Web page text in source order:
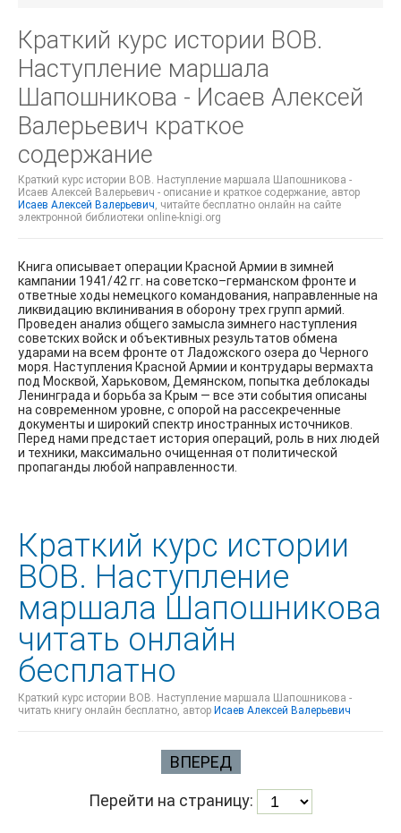
Краткий курс истории ВОВ.
Наступление маршала
Шапошникова - Исаев Алексей
Валерьевич краткое
содержание
Краткий курс истории ВОВ. Наступление маршала Шапошникова -
Исаев Алексей Валерьевич - описание и краткое содержание, автор
Исаев Алексей Валерьевич, читайте бесплатно онлайн на сайте
электронной библиотеки online-knigi.org
Книга описывает операции Красной Армии в зимней
кампании 1941/42 гг. на советско–германском фронте и
ответные ходы немецкого командования, направленные на
ликвидацию вклинивания в оборону трех групп армий.
Проведен анализ общего замысла зимнего наступления
советских войск и объективных результатов обмена
ударами на всем фронте от Ладожского озера до Черного
моря. Наступления Красной Армии и контрудары вермахта
под Москвой, Харьковом, Демянском, попытка деблокады
Ленинграда и борьба за Крым — все эти события описаны
на современном уровне, с опорой на рассекреченные
документы и широкий спектр иностранных источников.
Перед нами предстает история операций, роль в них людей
и техники, максимально очищенная от политической
пропаганды любой направленности.
Краткий курс истории
ВОВ. Наступление
маршала Шапошникова
читать онлайн
бесплатно
Краткий курс истории ВОВ. Наступление маршала Шапошникова -
читать книгу онлайн бесплатно, автор Исаев Алексей Валерьевич
ВПЕРЕД
Перейти на страницу: